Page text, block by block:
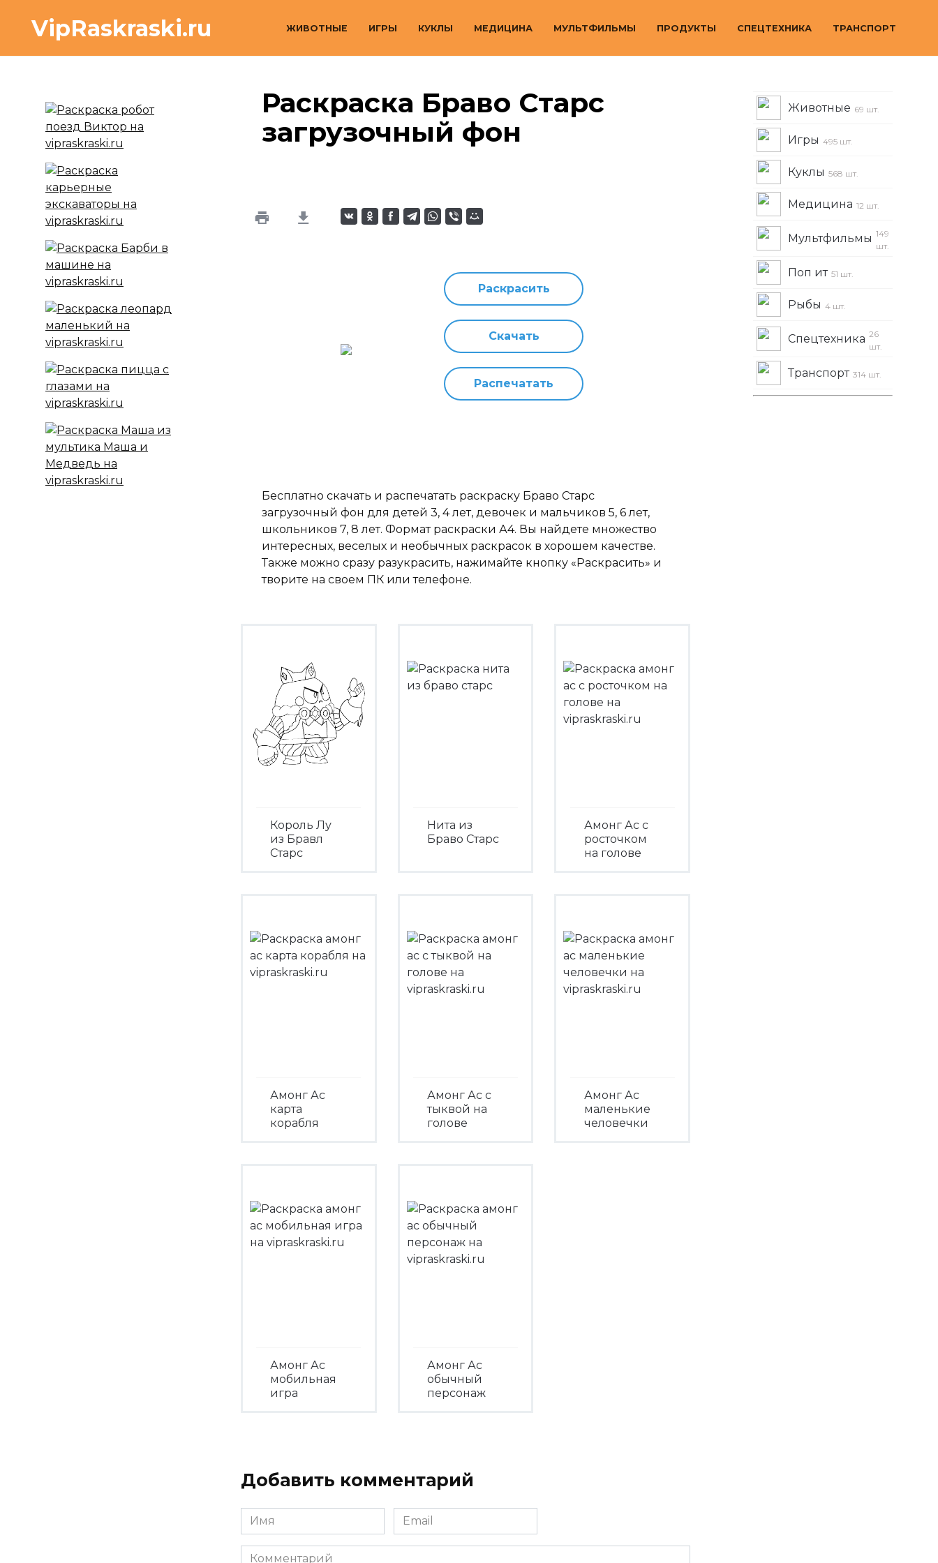
содержанию
VipRaskraski.ru ЖИВОТНЫЕ ИГРЫ КУКЛЫ МЕДИЦИНА МУЛЬТФИЛЬМЫ ПРОДУКТЫ СПЕЦТЕХНИКА ТРАНСПОРТ
Раскраска Браво Старс
загрузочный фон
Раскрасить
Скачать
Распечатать
Бесплатно скачать и распечатать раскраску Браво Старс
загрузочный фон для детей 3, 4 лет, девочек и мальчиков 5, 6 лет,
школьников 7, 8 лет. Формат раскраски А4. Вы найдете множество
интересных, веселых и необычных раскрасок в хорошем качестве.
Также можно сразу разукрасить, нажимайте кнопку «Раскрасить» и
творите на своем ПК или телефоне.
Король Лу
из Бравл
Старс
Нита из
Браво Старс
Амонг Ас с
росточком
на голове
Амонг Ас
карта
корабля
Амонг Ас с
тыквой на
голове
Амонг Ас
маленькие
человечки
Амонг Ас
мобильная
игра
Амонг Ас
обычный
персонаж
Добавить комментарий
Имя
*
Email
*
Комментарий
Животные 69 шт.
Игры 495 шт.
Куклы 568 шт.
Медицина 12 шт.
Мультфильмы 149
шт.
Поп ит 51 шт.
Рыбы 4 шт.
Спецтехника 26
шт.
Транспорт 314 шт.